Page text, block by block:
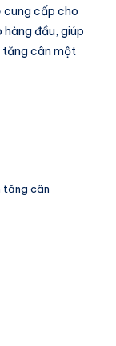
cung cấp cho
hàng đầu, giúp
tăng cân một
tăng cân